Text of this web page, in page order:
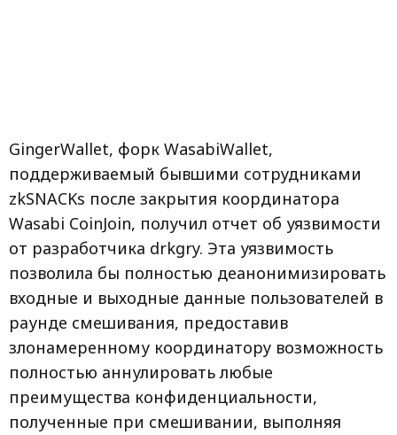
GingerWallet, форк WasabiWallet,
поддерживаемый бывшими сотрудниками
zkSNACKs после закрытия координатора
Wasabi CoinJoin, получил отчет об уязвимости
от разработчика drkgry. Эта уязвимость
позволила бы полностью деанонимизировать
входные и выходные данные пользователей в
раунде смешивания, предоставив
злонамеренному координатору возможность
полностью аннулировать любые
преимущества конфиденциальности,
полученные при смешивании, выполняя